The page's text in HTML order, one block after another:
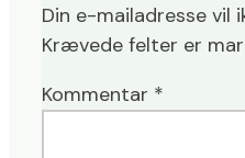
Din e-mailadresse vil
Krævede felter er
Kommentar *